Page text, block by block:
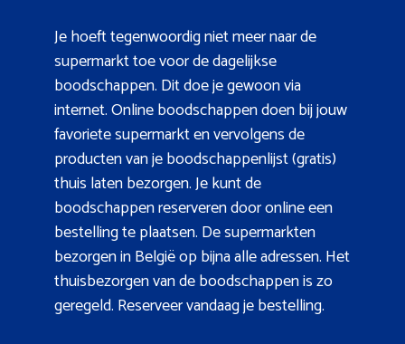
Je hoeft tegenwoordig niet meer naar de
supermarkt toe voor de dagelijkse
boodschappen. Dit doe je gewoon via
internet. Online boodschappen doen bij jouw
favoriete supermarkt en vervolgens de
producten van je boodschappenlijst (gratis)
thuis laten bezorgen. Je kunt de
boodschappen reserveren door online een
bestelling te plaatsen. De supermarkten
bezorgen in België op bijna alle adressen. Het
thuisbezorgen van de boodschappen is zo
geregeld. Reserveer vandaag je bestelling.